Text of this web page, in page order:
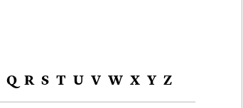
Q R S T U V W X Y Z